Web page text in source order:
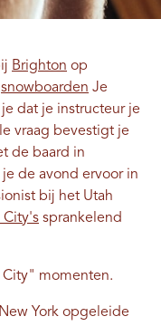
Brighton op
snowboarden Je
dat je instructeur je
vraag bevestigt je
de baard in
de avond ervoor in
bij het Utah
City's sprankelend
City" momenten.
York opgeleide